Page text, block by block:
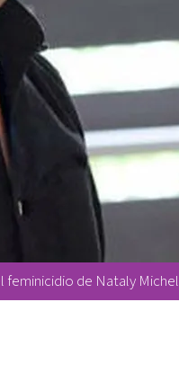
feminicidio de Nataly Michel